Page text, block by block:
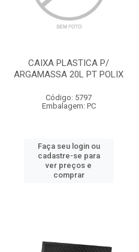
CAIXA PLASTICA P/
ARGAMASSA 20L PT POLIX
Código: 5797
Embalagem: PC
Faça seu login ou
cadastre-se para
ver preços e
comprar